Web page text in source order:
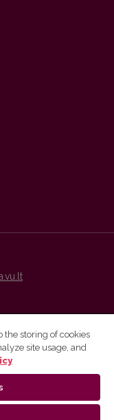
are distributed by
the storing of cookies
site usage, and